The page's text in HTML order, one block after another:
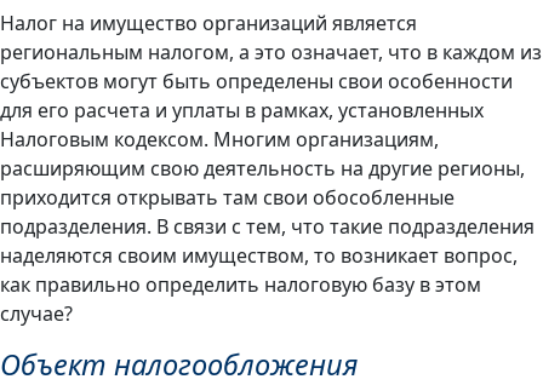
Налог на имущество организаций является
региональным налогом, а это означает, что в каждом из
субъектов могут быть определены свои особенности
для его расчета и уплаты в рамках, установленных
Налоговым кодексом. Многим организациям,
расширяющим свою деятельность на другие регионы,
приходится открывать там свои обособленные
подразделения. В связи с тем, что такие подразделения
наделяются своим имуществом, то возникает вопрос,
как правильно определить налоговую базу в этом
случае?
Объект налогообложения